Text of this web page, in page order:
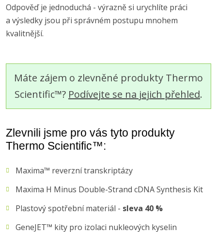
Odpověď je jednoduchá - výrazně si urychlíte práci
a výsledky jsou při správném postupu mnohem
kvalitnější.
Máte zájem o zlevněné produkty Thermo
Scientific™? Podívejte se na jejich přehled.
Zlevnili jsme pro vás tyto produkty
Thermo Scientific™:
Maxima™ reverzní transkriptázy
Maxima H Minus Double-Strand cDNA Synthesis Kit
Plastový spotřební materiál - sleva 40 %
GeneJET™ kity pro izolaci nukleových kyselin